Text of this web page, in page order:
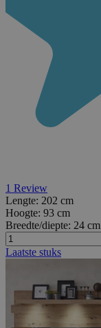
1 Review
Lengte: 202 cm
Hoogte: 93 cm
Breedte/diepte: 24 cm
Laatste stuks